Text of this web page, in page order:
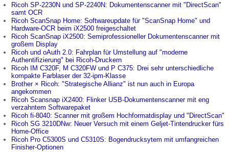
Ricoh SP-2230N und SP-2240N: Dokumentenscanner mit "DirectScan"
samt OCR
Ricoh ScanSnap Home: Softwareupdate für "ScanSnap Home" und
Hardware-OCR beim iX2500 freigeschaltet
Ricoh ScanSnap iX2500: Semiprofessioneller Dokumentenscanner mit
großem Display
Ricoh und oAuth 2.0: Fahrplan für Umstellung auf "moderne
Authentifizierung" bei Ricoh-Druckern
Ricoh IM C320F, M C320FW und P C375: Drei sehr unterschiedliche
kompakte Farblaser der 32-ipm-Klasse
Brother × Ricoh: "Strategische Allianz" ist nun auch in Europa
angekommen
Ricoh Scansnap iX2400: Flinker USB-Dokumentenscanner mit eng
verzahntem Softwarepaket
Ricoh fi-8040: Scanner mit großem Hochformatdisplay und "DirectScan"
Ricoh SG 3210DNw: Neuer Versuch mit einem Geljet-Tintendrucker fürs
Home-Office
Ricoh Pro C5300S und C5310S: Bogendrucksytem mit umfangreichen
Finisher-Optionen